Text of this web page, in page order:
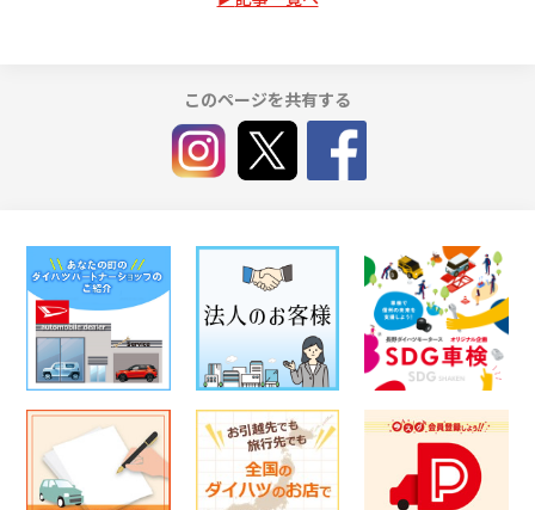
このページを共有する